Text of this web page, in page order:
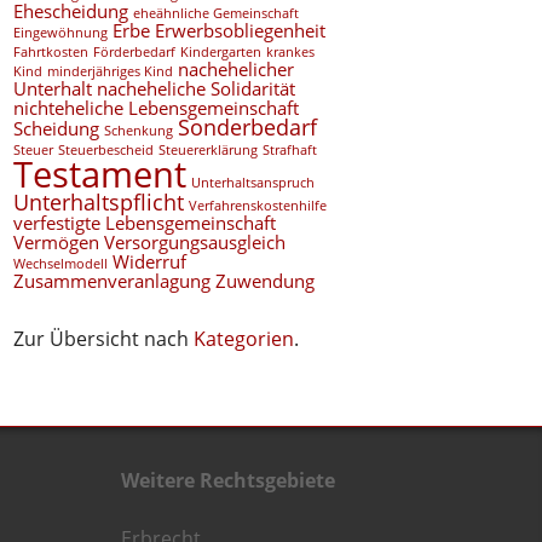
Ehescheidung eheähnliche Gemeinschaft
Eingewöhnung Erbe Erwerbsobliegenheit
Fahrtkosten Förderbedarf Kindergarten krankes
Kind minderjähriges Kind nachehelicher
Unterhalt nacheheliche Solidarität
nichteheliche Lebensgemeinschaft
Scheidung Schenkung Sonderbedarf
Steuer Steuerbescheid Steuererklärung Strafhaft
Testament Unterhaltsanspruch
Unterhaltspflicht Verfahrenskostenhilfe
verfestigte Lebensgemeinschaft
Vermögen Versorgungsausgleich
Wechselmodell Widerruf
Zusammenveranlagung Zuwendung
Zur Übersicht nach Kategorien.
Weitere Rechtsgebiete